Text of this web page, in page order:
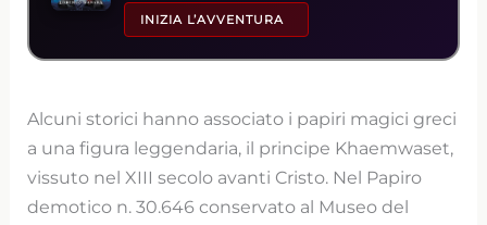
INIZIA L’AVVENTURA
Alcuni storici hanno associato i papiri magici greci
a una figura leggendaria, il principe Khaemwaset,
vissuto nel XIII secolo avanti Cristo. Nel Papiro
demotico n. 30.646 conservato al Museo del